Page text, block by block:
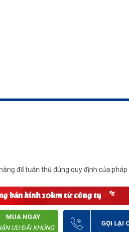
để tuân thủ đúng quy định của
MUA NGAY
ƯU ĐÃI KHỦNG
GỌI LẠI